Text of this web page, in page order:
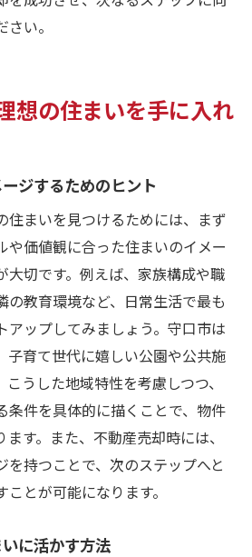
い。
想の住まいを手に入れ
ジするためのヒント
住まいを見つけるためには、まず
や価値観に合った住まいのイメー
大切です。例えば、家族構成や職
の教育環境など、日常生活で最も
アップしてみましょう。守口市は
子育て世代に嬉しい公園や公共施
うした地域特性を考慮しつつ、
条件を具体的に描くことで、物件
す。また、不動産売却時には、
を持つことで、次のステップへと
とが可能になります。
に活かす方法